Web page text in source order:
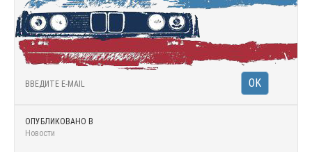
ОПУБЛИКОВАНО В
Новости